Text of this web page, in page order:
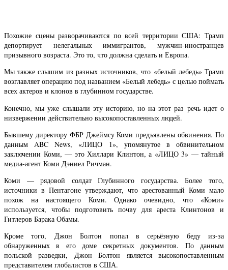
Похожие сцены разворачиваются по всей территории США: Трамп
депортирует нелегальных иммигрантов, мужчин-иностранцев
призывного возраста. Это то, что должна сделать и Европа.
Мы также слышим из разных источников, что «белый лебедь» Трамп
возглавляет операцию под названием «Белый лебедь» с целью поймать
всех актеров и клонов в глубинном государстве.
Конечно, мы уже слышали эту историю, но на этот раз речь идет о
низвержении действительно высокопоставленных людей.
Бывшему директору ФБР Джеймсу Коми предъявлены обвинения. По
данным ABC News, «ЛИЦО 1», упомянутое в обвинительном
заключении Коми, — это Хиллари Клинтон, а «ЛИЦО 3» — тайный
медиа-агент Коми Дэниел Ричман.
Коми — рядовой солдат Глубинного государства. Более того,
источники в Пентагоне утверждают, что арестованный Коми мало
похож на настоящего Коми. Однако очевидно, что «Коми»
используется, чтобы подготовить почву для ареста Клинтонов и
Гитлеров Барака Обамы.
Кроме того, Джон Болтон попал в серьёзную беду из-за
обнаруженных в его доме секретных документов. По данным
польской разведки, Джон Болтон является высокопоставленным
представителем глобалистов в США.